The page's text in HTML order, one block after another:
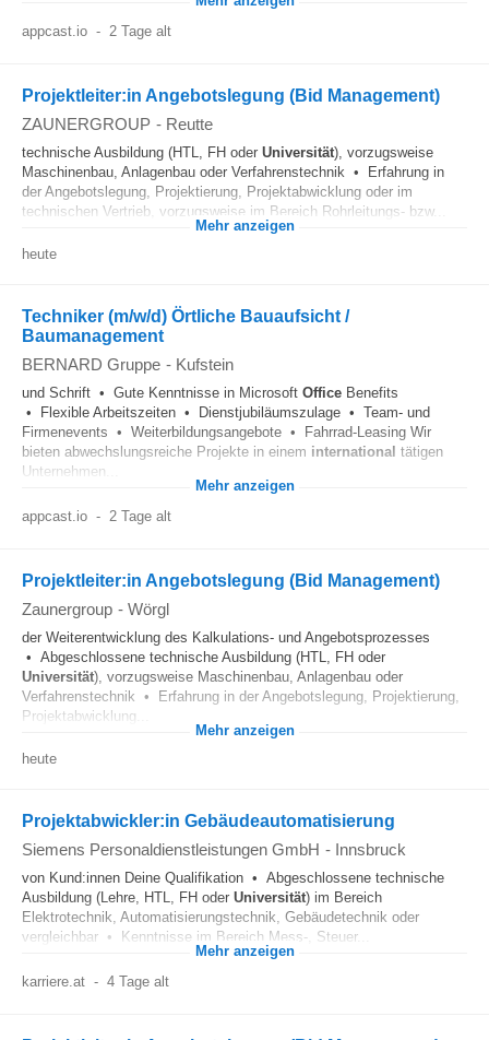
appcast.io - 2 Tage alt
Projektleiter:in Angebotslegung (Bid Management)
ZAUNERGROUP - Reutte
technische Ausbildung (HTL, FH oder Universität), vorzugsweise
Maschinenbau, Anlagenbau oder Verfahrenstechnik • Erfahrung in
der Angebotslegung, Projektierung, Projektabwicklung oder im
technischen Vertrieb, vorzugsweise im Bereich Rohrleitungs- bzw...
Mehr anzeigen
heute
Techniker (m/w/d) Örtliche Bauaufsicht /
Baumanagement
BERNARD Gruppe - Kufstein
und Schrift • Gute Kenntnisse in Microsoft Office Benefits
• Flexible Arbeitszeiten • Dienstjubiläumszulage • Team- und
Firmenevents • Weiterbildungsangebote • Fahrrad-Leasing Wir
bieten abwechslungsreiche Projekte in einem international tätigen
Unternehmen...
Mehr anzeigen
appcast.io - 2 Tage alt
Projektleiter:in Angebotslegung (Bid Management)
Zaunergroup - Wörgl
der Weiterentwicklung des Kalkulations- und Angebotsprozesses
• Abgeschlossene technische Ausbildung (HTL, FH oder
Universität), vorzugsweise Maschinenbau, Anlagenbau oder
Verfahrenstechnik • Erfahrung in der Angebotslegung, Projektierung,
Projektabwicklung...
Mehr anzeigen
heute
Projektabwickler:in Gebäudeautomatisierung
Siemens Personaldienstleistungen GmbH - Innsbruck
von Kund:innen Deine Qualifikation • Abgeschlossene technische
Ausbildung (Lehre, HTL, FH oder Universität) im Bereich
Elektrotechnik, Automatisierungstechnik, Gebäudetechnik oder
vergleichbar • Kenntnisse im Bereich Mess-, Steuer...
Mehr anzeigen
karriere.at - 4 Tage alt